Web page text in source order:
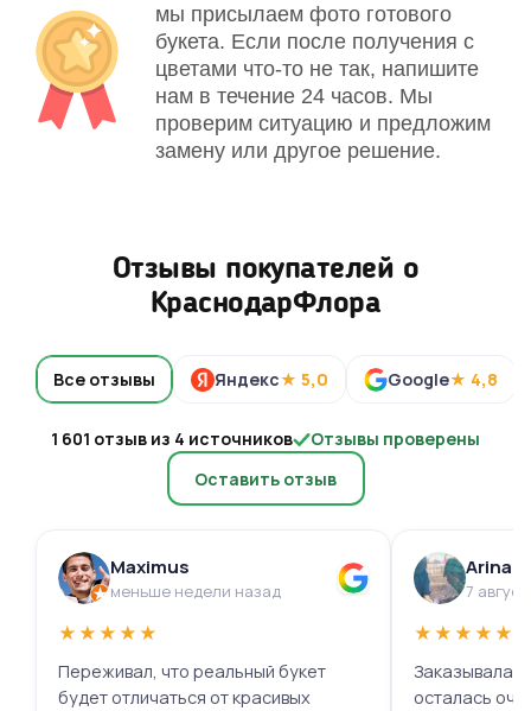
мы присылаем фото готового
букета. Если после получения с
цветами что-то не так, напишите
нам в течение 24 часов. Мы
проверим ситуацию и предложим
замену или другое решение.
Отзывы покупателей о
КраснодарФлора
Все отзывы Яндекс★ 5,0 Google★ 4,8
1 601 отзыв из 4 источников
Отзывы проверены
Оставить отзыв
Maximus
меньше недели назад
★★★★★
Переживал, что реальный букет
будет отличаться от красивых
Arina
7
★★★★★
Заказывала
осталась очень